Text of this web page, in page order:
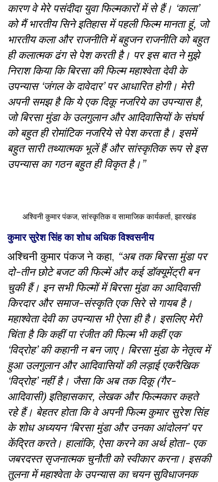
कारण वे मेरे पसंदीदा युवा फिल्मकारों में से हैं। ‘काला’
को मैं भारतीय सिने इतिहास में पहली फिल्म मानता हूं, जो
भारतीय कला और राजनीति में बहुजन राजनीति को बहुत
ही कलात्मक ढंग से पेश करती है। पर इस बात ने मुझे
निराश किया कि बिरसा की फिल्म महाश्वेता देवी के
उपन्यास ‘जंगल के दावेदार’ पर आधारित होगी। मेरी
अपनी समझ है कि ये एक दिकू नजरिये का उपन्यास है,
जो बिरसा मुंडा के उलगुलान और आदिवासियों के संघर्ष
को बहुत ही रोमांटिक नजरिये से पेश करता है। इसमें
बहुत सारी तथ्यात्मक भूलें हैं और सांस्कृतिक रूप से इस
उपन्यास का गठन बहुत ही विकृत है।”
अश्विनी कुमार पंकज, सांस्कृतिक व सामाजिक कार्यकर्ता, झारखंड
कुमार सुरेश सिंह का शोध अधिक विश्वसनीय
अश्चिनी कुमार पंकज ने कहा, “अब तक बिरसा मुंडा पर
दो-तीन छोटे बजट की फिल्में और कई डॉक्यूमेंट्री बन
चुकी हैं। इन सभी फिल्मों में बिरसा मुंडा का आदिवासी
किरदार और समाज-संस्कृति एक सिरे से गायब है।
महाश्वेता देवी का उपन्यास भी ऐसा ही है। इसलिए मेरी
चिंता है कि कहीं पा रंजीत की फिल्म भी कहीं एक
‘विद्रोह’ की कहानी न बन जाए। बिरसा मुंडा के नेतृत्व में
हुआ उलगुलान और आदिवासियों की लड़ाई एकरैखिक
‘विद्रोह’ नहीं है। जैसा कि अब तक दिकू (गैर-
आदिवासी) इतिहासकार, लेखक और फिल्मकार कहते
रहे हैं। बेहतर होता कि वे अपनी फिल्म कुमार सुरेश सिंह
के शोध अध्ययन ‘बिरसा मुंडा और उनका आंदोलन’ पर
केंद्रित करते। हालांकि, ऐसा करने का अर्थ होता- एक
जबरदस्त सृजनात्मक चुनौती को स्वीकार करना। इसकी
तुलना में महाश्वेता के उपन्यास का चयन सुविधाजनक